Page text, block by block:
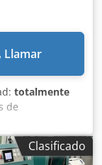
Llamar
totalmente
de
trabajo * Peso
kW * Zapatas
rápido
Clasificado